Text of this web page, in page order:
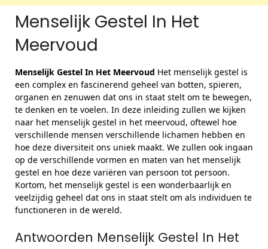
Menselijk Gestel In Het
Meervoud
Menselijk Gestel In Het Meervoud Het menselijk gestel is
een complex en fascinerend geheel van botten, spieren,
organen en zenuwen dat ons in staat stelt om te bewegen,
te denken en te voelen. In deze inleiding zullen we kijken
naar het menselijk gestel in het meervoud, oftewel hoe
verschillende mensen verschillende lichamen hebben en
hoe deze diversiteit ons uniek maakt. We zullen ook ingaan
op de verschillende vormen en maten van het menselijk
gestel en hoe deze variëren van persoon tot persoon.
Kortom, het menselijk gestel is een wonderbaarlijk en
veelzijdig geheel dat ons in staat stelt om als individuen te
functioneren in de wereld.
Antwoorden Menselijk Gestel In Het